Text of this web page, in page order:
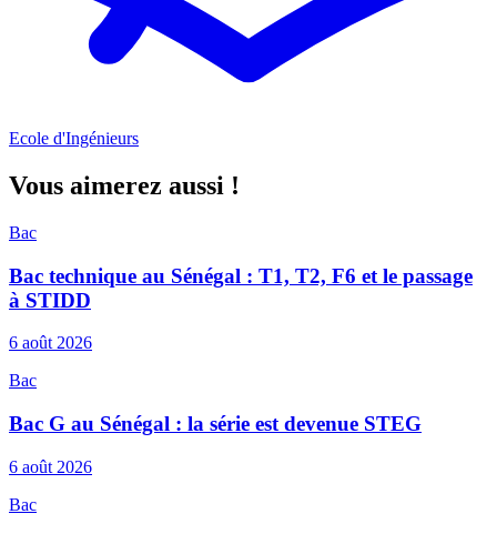
Ecole d'Ingénieurs
Vous aimerez aussi !
Bac
Bac technique au Sénégal : T1, T2, F6 et le passage
à STIDD
6 août 2026
Bac
Bac G au Sénégal : la série est devenue STEG
6 août 2026
Bac